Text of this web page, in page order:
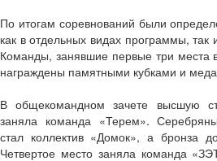
По итогам соревнований были
как в отдельных видах программы,
Команды, занявшие первые три места
награждены памятными кубками и
В общекомандном зачете высшую
заняла команда «Терем».
стал коллектив «Домок», а бронза
Четвертое место заняла команда